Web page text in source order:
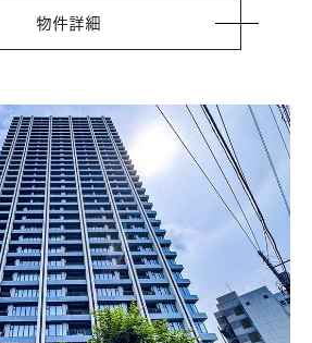
物件詳細